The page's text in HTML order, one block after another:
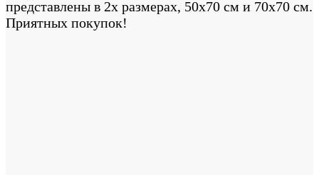
представлены в 2х размерах, 50х70 см и 70х70 см.
Приятных покупок!